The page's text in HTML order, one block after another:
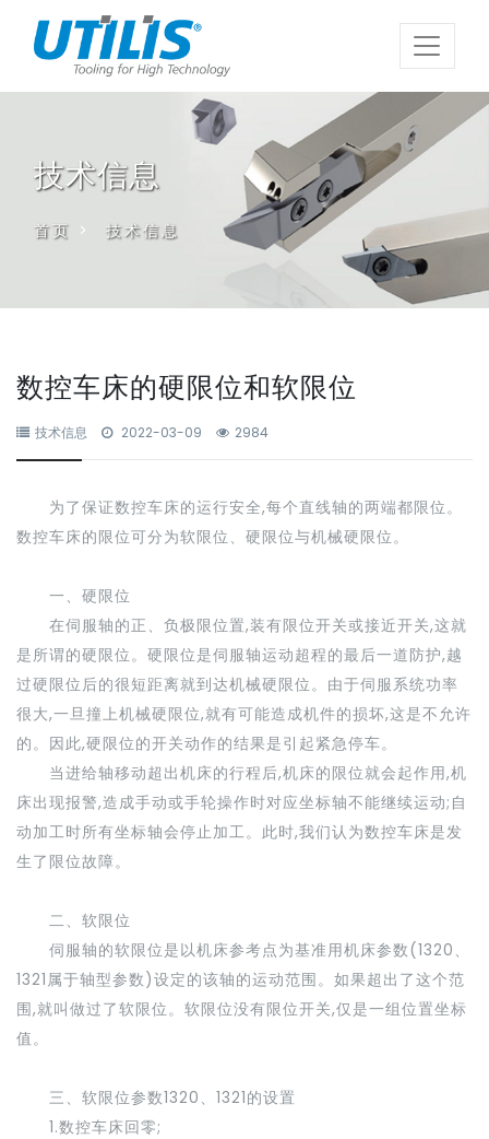
技术信息
首页 > 技术信息
数控车床的硬限位和软限位
技术信息 2022-03-09 2984
为了保证数控车床的运行安全,每个直线轴的两端都限位。
数控车床的限位可分为软限位、硬限位与机械硬限位。
一、硬限位
在伺服轴的正、负极限位置,装有限位开关或接近开关,这就
是所谓的硬限位。硬限位是伺服轴运动超程的最后一道防护,越
过硬限位后的很短距离就到达机械硬限位。由于伺服系统功率
很大,一旦撞上机械硬限位,就有可能造成机件的损坏,这是不允许
的。因此,硬限位的开关动作的结果是引起紧急停车。
当进给轴移动超出机床的行程后,机床的限位就会起作用,机
床出现报警,造成手动或手轮操作时对应坐标轴不能继续运动;自
动加工时所有坐标轴会停止加工。此时,我们认为数控车床是发
生了限位故障。
二、软限位
伺服轴的软限位是以机床参考点为基准用机床参数(1320、
1321属于轴型参数)设定的该轴的运动范围。如果超出了这个范
围,就叫做过了软限位。软限位没有限位开关,仅是一组位置坐标
值。
三、软限位参数1320、1321的设置
1.数控车床回零;